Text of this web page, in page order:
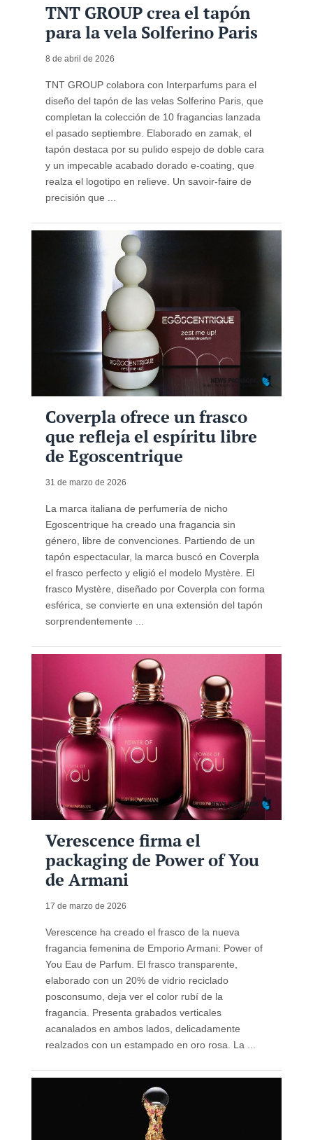
TNT GROUP crea el tapón
para la vela Solferino Paris
8 de abril de 2026
TNT GROUP colabora con Interparfums para el
diseño del tapón de las velas Solferino Paris, que
completan la colección de 10 fragancias lanzada
el pasado septiembre. Elaborado en zamak, el
tapón destaca por su pulido espejo de doble cara
y un impecable acabado dorado e-coating, que
realza el logotipo en relieve. Un savoir-faire de
precisión que ...
Coverpla ofrece un frasco
que refleja el espíritu libre
de Egoscentrique
31 de marzo de 2026
La marca italiana de perfumería de nicho
Egoscentrique ha creado una fragancia sin
género, libre de convenciones. Partiendo de un
tapón espectacular, la marca buscó en Coverpla
el frasco perfecto y eligió el modelo Mystère. El
frasco Mystère, diseñado por Coverpla con forma
esférica, se convierte en una extensión del tapón
sorprendentemente ...
Verescence firma el
packaging de Power of You
de Armani
17 de marzo de 2026
Verescence ha creado el frasco de la nueva
fragancia femenina de Emporio Armani: Power of
You Eau de Parfum. El frasco transparente,
elaborado con un 20% de vidrio reciclado
posconsumo, deja ver el color rubí de la
fragancia. Presenta grabados verticales
acanalados en ambos lados, delicadamente
realzados con un estampado en oro rosa. La ...